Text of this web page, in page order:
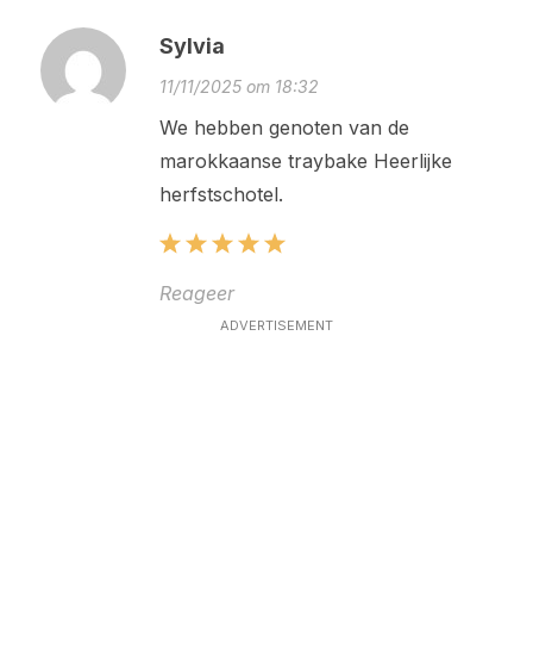
Sylvia
11/11/2025 om 18:32
We hebben genoten van de
marokkaanse traybake Heerlijke
herfstschotel.
Reageer
ADVERTISEMENT